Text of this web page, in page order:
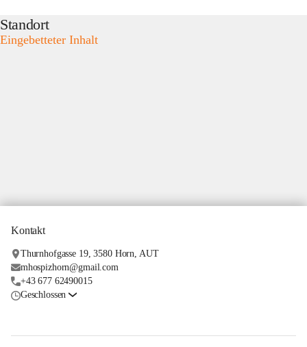
Standort
Eingebetteter Inhalt
Kontakt
Thurnhofgasse 19, 3580 Horn, AUT
mhospizhorn@gmail.com
+43 677 62490015
Geschlossen